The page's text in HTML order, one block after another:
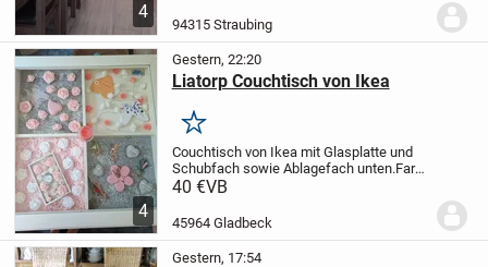
4
Selbstabholung
94315 Straubing
4
Gestern, 22:20
Liatorp Couchtisch von Ikea
Merken
Couchtisch von Ikea mit Glasplatte und
Schubfach sowie Ablagefach unten.Farbe
weiss.Grösse 93cm x 93cm x 51
Tisch hat ein grosses Schubfach ,
40 €VB
45964 Gladbeck
Gestern, 17:54